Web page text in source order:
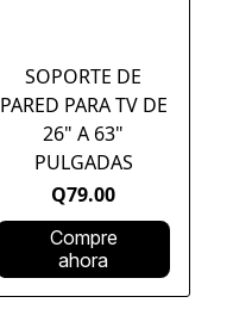
SOPORTE DE
PARED PARA TV DE
26" A 63"
PULGADAS
Q79.00
Compre
ahora